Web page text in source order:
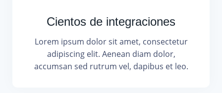
Cientos de integraciones
Lorem ipsum dolor sit amet, consectetur
adipiscing elit. Aenean diam dolor,
accumsan sed rutrum vel, dapibus et leo.